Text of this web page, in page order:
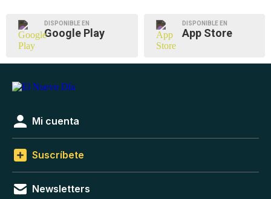
DISPONIBLE EN
Google Play
DISPONIBLE EN
App Store
Mi cuenta
Suscríbete
Newsletters